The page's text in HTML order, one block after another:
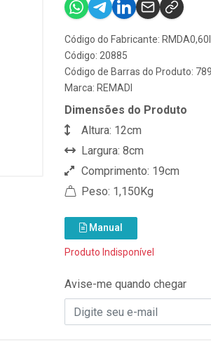
Código do Fabricante: RMDA0,60I
Código: 20885
Código de Barras do Produto:
Marca: REMADI
Dimensões do Produto
Altura: 12cm
Largura: 8cm
Comprimento: 19cm
Peso: 1,150Kg
Manual
Produto Indisponível
Avise-me quando chegar